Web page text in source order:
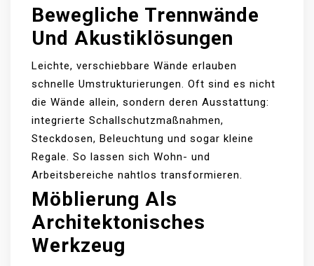
Bewegliche Trennwände
Und Akustiklösungen
Leichte, verschiebbare Wände erlauben
schnelle Umstrukturierungen. Oft sind es nicht
die Wände allein, sondern deren Ausstattung:
integrierte Schallschutzmaßnahmen,
Steckdosen, Beleuchtung und sogar kleine
Regale. So lassen sich Wohn- und
Arbeitsbereiche nahtlos transformieren.
Möblierung Als
Architektonisches
Werkzeug